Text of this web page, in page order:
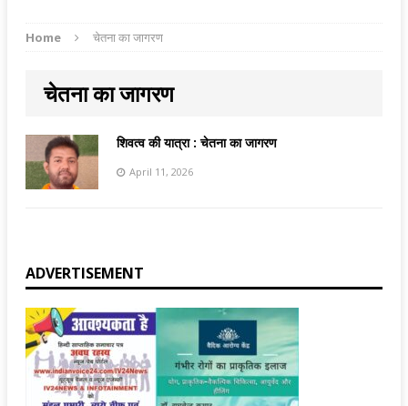
Home चेतना का जागरण
चेतना का जागरण
शिवत्व की यात्रा : चेतना का जागरण
April 11, 2026
ADVERTISEMENT